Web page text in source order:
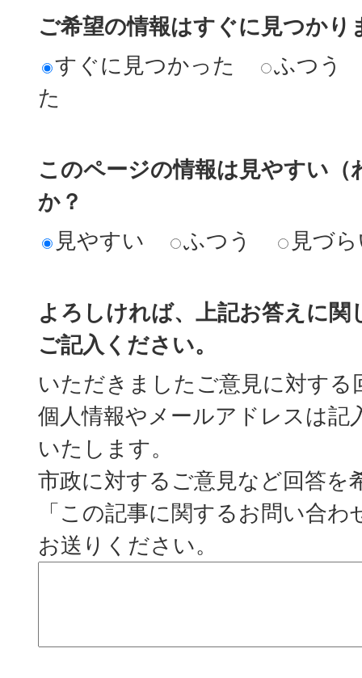
ご希望の情報はすぐに見つかり
すぐに見つかった
ふつう
た
このページの情報は見やすい
か？
見やすい
ふつう 見づ
よろしければ、上記お答えに関
ご記入ください。
いただきましたご意見に対する
個人情報やメールアドレスは記
いたします。
市政に対するご意見など回答を
「この記事に関するお問い合
お送りください。